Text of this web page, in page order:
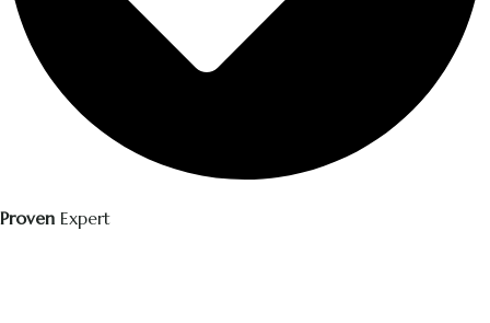
Proven Expert